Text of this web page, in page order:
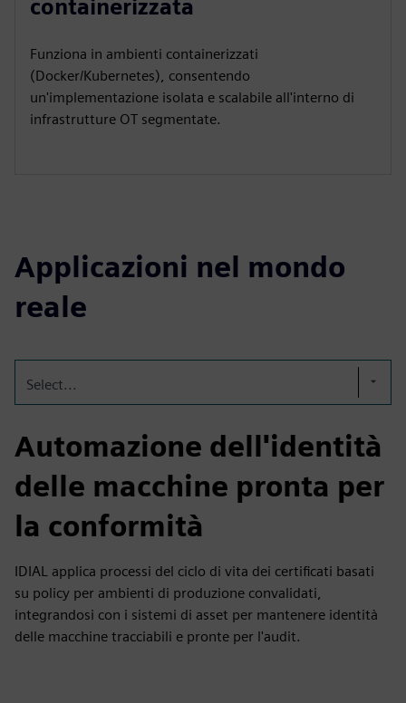
containerizzata
Funziona in ambienti containerizzati
(Docker/Kubernetes), consentendo
un'implementazione isolata e scalabile all'interno di
infrastrutture OT segmentate.
Applicazioni nel mondo
reale
Select...
Automazione dell'identità
delle macchine pronta per
la conformità
IDIAL applica processi del ciclo di vita dei certificati basati
su policy per ambienti di produzione convalidati,
integrandosi con i sistemi di asset per mantenere identità
delle macchine tracciabili e pronte per l'audit.